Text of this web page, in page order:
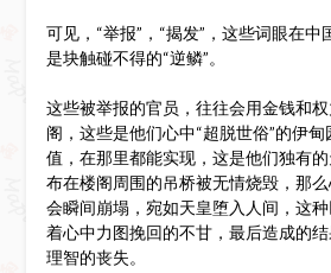
可见，“举报”，“揭发”，这些词眼在
是块触碰不得的“逆鳞”。
这些被举报的官员，往往会用金钱和
阁，这些是他们心中“超脱世俗”的伊
值，在那里都能实现，这是他们独有
布在楼阁周围的吊桥被无情烧毁，那
会瞬间崩塌，宛如天皇堕入人间，这
着心中力图挽回的不甘，最后造成的
理智的丧失。